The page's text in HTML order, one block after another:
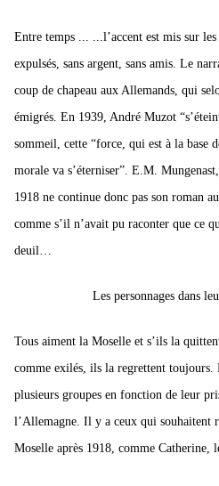
Entre temps ... ...l’accent est mis sur
expulsés, sans argent, sans amis. Le
coup de chapeau aux Allemands, qui
émigrés. En 1939, André Muzot
sommeil, cette “force, qui est à la base
morale va s’éterniser”. E.M.
1918 ne continue donc pas son roman
comme s’il n’avait pu raconter que ce
deuil…
Les personnages dans leur
Tous aiment la Moselle et s’ils la
comme exilés, ils la regrettent toujours.
plusieurs groupes en fonction de leur
l’Allemagne. Il y a ceux qui souhaitent
Moselle après 1918, comme Catherine,